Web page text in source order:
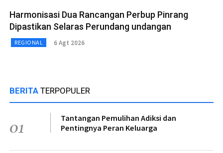
Harmonisasi Dua Rancangan Perbup Pinrang
Dipastikan Selaras Perundang undangan
REGIONAL 6 Agt 2026
BERITA TERPOPULER
01
Tantangan Pemulihan Adiksi dan
Pentingnya Peran Keluarga